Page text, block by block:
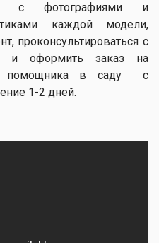
с фотографиями и
каждой модели,
проконсультироваться с
и оформить заказ на
помощника в саду с
1-2 дней.